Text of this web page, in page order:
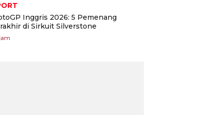
Inggris 2026: 5 Pemenang
di Sirkuit Silverstone